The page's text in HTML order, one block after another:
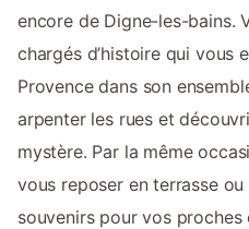
encore de Digne-les-bains.
chargés d’histoire qui vous
Provence dans son
arpenter les rues et
mystère. Par la même
vous reposer en terrasse
souvenirs pour vos